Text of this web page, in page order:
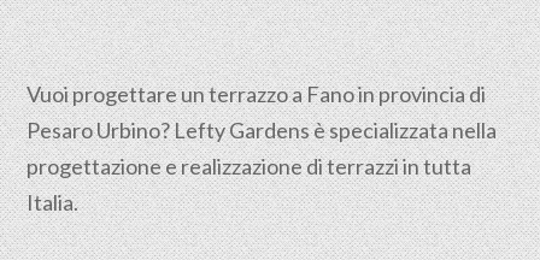
Vuoi progettare un terrazzo a Fano in provincia di
Pesaro Urbino? Lefty Gardens è specializzata nella
progettazione e realizzazione di terrazzi in tutta
Italia.